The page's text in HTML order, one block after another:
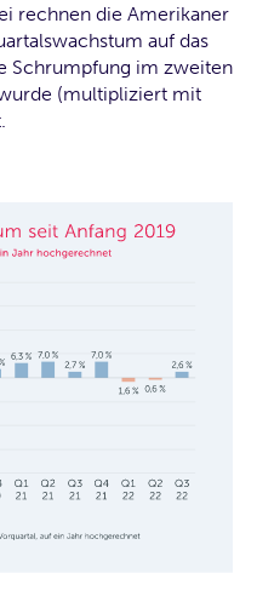
rechnen die Amerikaner
auf das
Schrumpfung im zweiten
(multipliziert mit